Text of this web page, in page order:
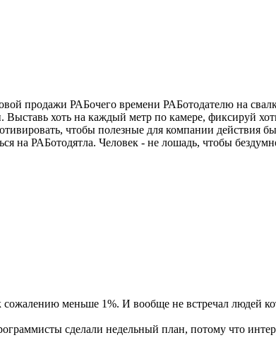
продажи РАБочего времени РАБотодателю на
хоть на каждый метр по камере, фиксируй
чтобы полезные для компании действия
на РАБотодятла. Человек - не лошадь, чтобы
меньше 1%. И вообще не встречал людей
сделали недельный план, потому что